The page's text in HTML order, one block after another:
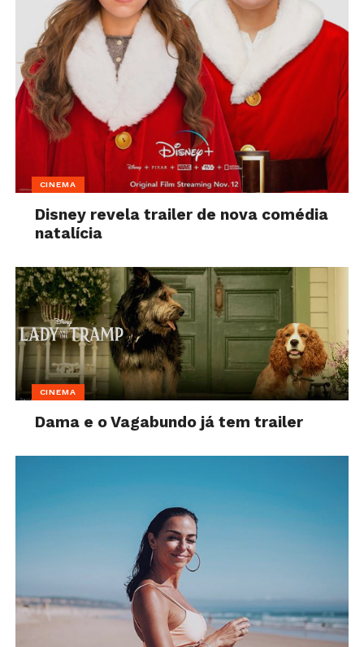
CINEMA
Disney revela trailer de nova comédia
natalícia
CINEMA
Dama e o Vagabundo já tem trailer